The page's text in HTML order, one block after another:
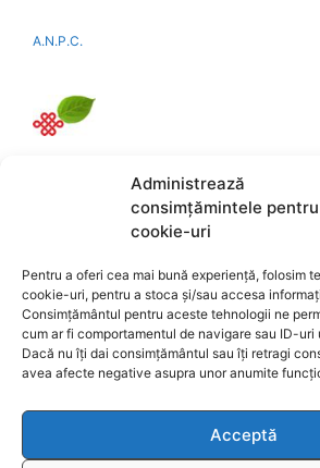
Administrează
consimțămintele pentru
cookie-uri
Pentru a oferi cea mai bună experiență, folosim
cookie-uri, pentru a stoca și/sau accesa
Consimțământul pentru aceste tehnologii ne
cum ar fi comportamentul de navigare sau ID-uri
Dacă nu îți dai consimțământul sau îți retragi
avea afecte negative asupra unor anumite
Acceptă
A.N.P.C.
Link-uri utile:magazin-
bijuteriilor.com-talismane-
ezo-shop.com-
universul-aromelor.ro-
market.ro-
www.fengshuiromanesc.ro